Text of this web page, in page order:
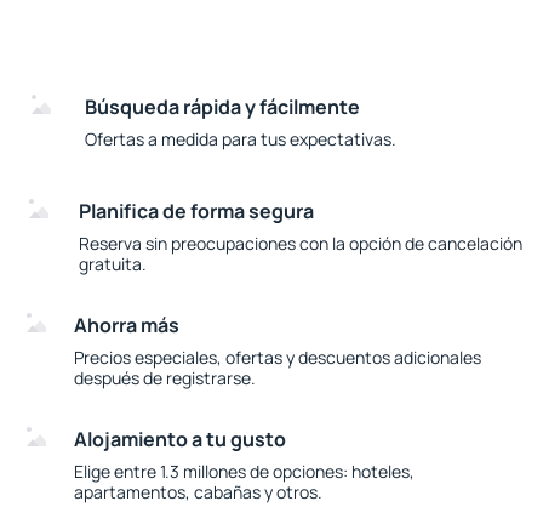
Búsqueda rápida y fácilmente
Ofertas a medida para tus expectativas.
Planifica de forma segura
Reserva sin preocupaciones con la opción de cancelación
gratuita.
Ahorra más
Precios especiales, ofertas y descuentos adicionales
después de registrarse.
Alojamiento a tu gusto
Elige entre 1.3 millones de opciones: hoteles,
apartamentos, cabañas y otros.